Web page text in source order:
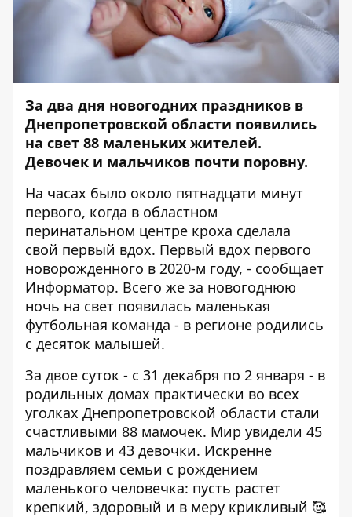
За два дня новогодних праздников в
Днепропетровской области появились
на свет 88 маленьких жителей.
Девочек и мальчиков почти поровну.
На часах было около пятнадцати минут
первого, когда в областном
перинатальном центре кроха сделала
свой первый вдох. Первый вдох первого
новорожденного в 2020-м году, - сообщает
Информатор. Всего же за новогоднюю
ночь на свет появилась маленькая
футбольная команда - в регионе родились
с десяток малышей.
За двое суток - с 31 декабря по 2 января - в
родильных домах практически во всех
уголках Днепропетровской области стали
счастливыми 88 мамочек. Мир увидели 45
мальчиков и 43 девочки. Искренне
поздравляем семьи с рождением
маленького человечка: пусть растет
крепкий, здоровый и в меру крикливый 🥰